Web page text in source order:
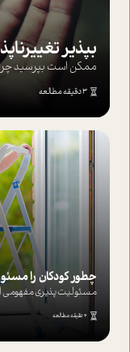
بپذير
ممکن است بپرسيد چرا
3 دقیقه مطالعه
چطور کودکان را
مسئولیت پذیری مفهومی
4 دقیقه مطالعه